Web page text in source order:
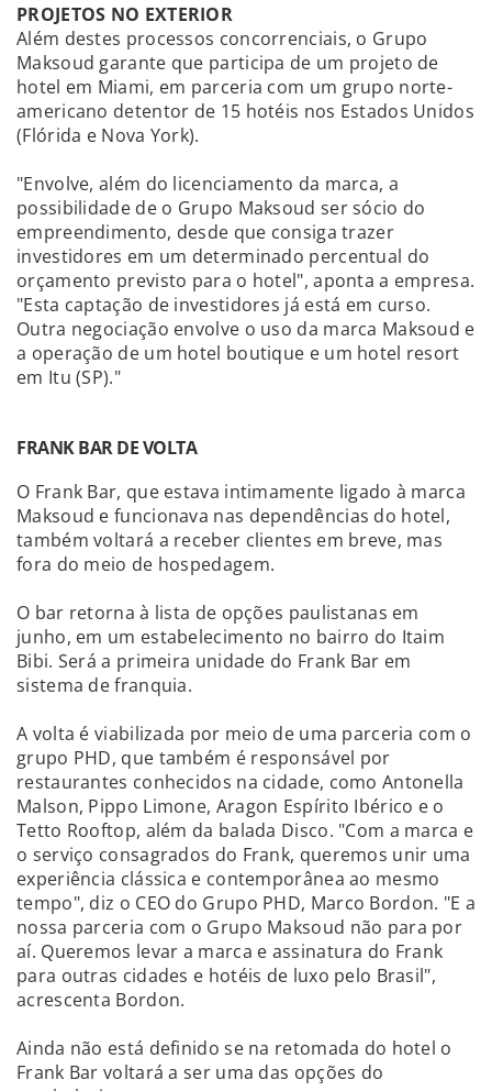
PROJETOS NO EXTERIOR
Além destes processos concorrenciais, o Grupo
Maksoud garante que participa de um projeto de
hotel em Miami, em parceria com um grupo norte-
americano detentor de 15 hotéis nos Estados Unidos
(Flórida e Nova York).
"Envolve, além do licenciamento da marca, a
possibilidade de o Grupo Maksoud ser sócio do
empreendimento, desde que consiga trazer
investidores em um determinado percentual do
orçamento previsto para o hotel", aponta a empresa.
"Esta captação de investidores já está em curso.
Outra negociação envolve o uso da marca Maksoud e
a operação de um hotel boutique e um hotel resort
em Itu (SP)."
FRANK BAR DE VOLTA
O Frank Bar, que estava intimamente ligado à marca
Maksoud e funcionava nas dependências do hotel,
também voltará a receber clientes em breve, mas
fora do meio de hospedagem.
O bar retorna à lista de opções paulistanas em
junho, em um estabelecimento no bairro do Itaim
Bibi. Será a primeira unidade do Frank Bar em
sistema de franquia.
A volta é viabilizada por meio de uma parceria com o
grupo PHD, que também é responsável por
restaurantes conhecidos na cidade, como Antonella
Malson, Pippo Limone, Aragon Espírito Ibérico e o
Tetto Rooftop, além da balada Disco. "Com a marca e
o serviço consagrados do Frank, queremos unir uma
experiência clássica e contemporânea ao mesmo
tempo", diz o CEO do Grupo PHD, Marco Bordon. "E a
nossa parceria com o Grupo Maksoud não para por
aí. Queremos levar a marca e assinatura do Frank
para outras cidades e hotéis de luxo pelo Brasil",
acrescenta Bordon.
Ainda não está definido se na retomada do hotel o
Frank Bar voltará a ser uma das opções do